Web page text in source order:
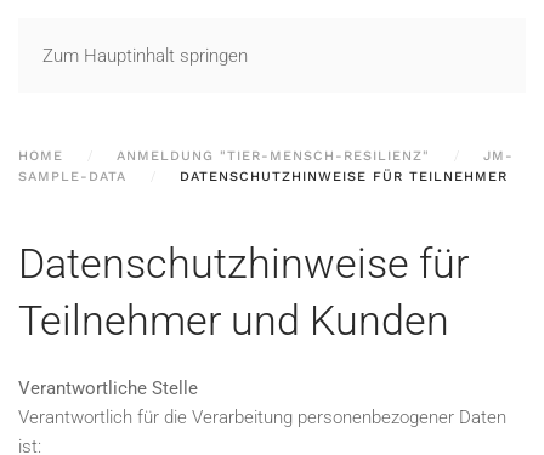
Zum Hauptinhalt springen
HOME ANMELDUNG "TIER-MENSCH-RESILIENZ"
JM-
SAMPLE-DATA
DATENSCHUTZHINWEISE FÜR TEILNEHMER
Datenschutzhinweise für
Teilnehmer und Kunden
Verantwortliche Stelle
Verantwortlich für die Verarbeitung personenbezogener Daten
ist: